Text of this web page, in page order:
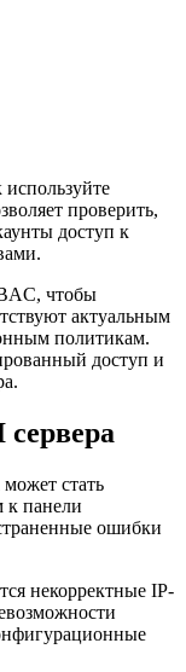
используйте
проверить,
доступ к
чтобы
актуальным
политикам.
доступ и
стать
к панели
ошибки
некорректные IP-